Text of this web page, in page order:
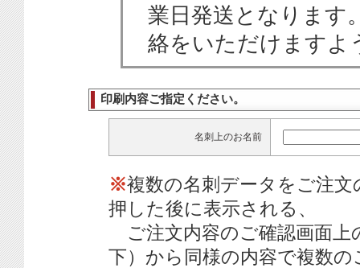
業日発送となります
絡をいただけますよ
印刷内容ご指定ください。
名刺上のお名前
※複数の名刺データをご注
押した後に表示される、
ご注文内容のご確認画面上
下）から同様の内容で複数